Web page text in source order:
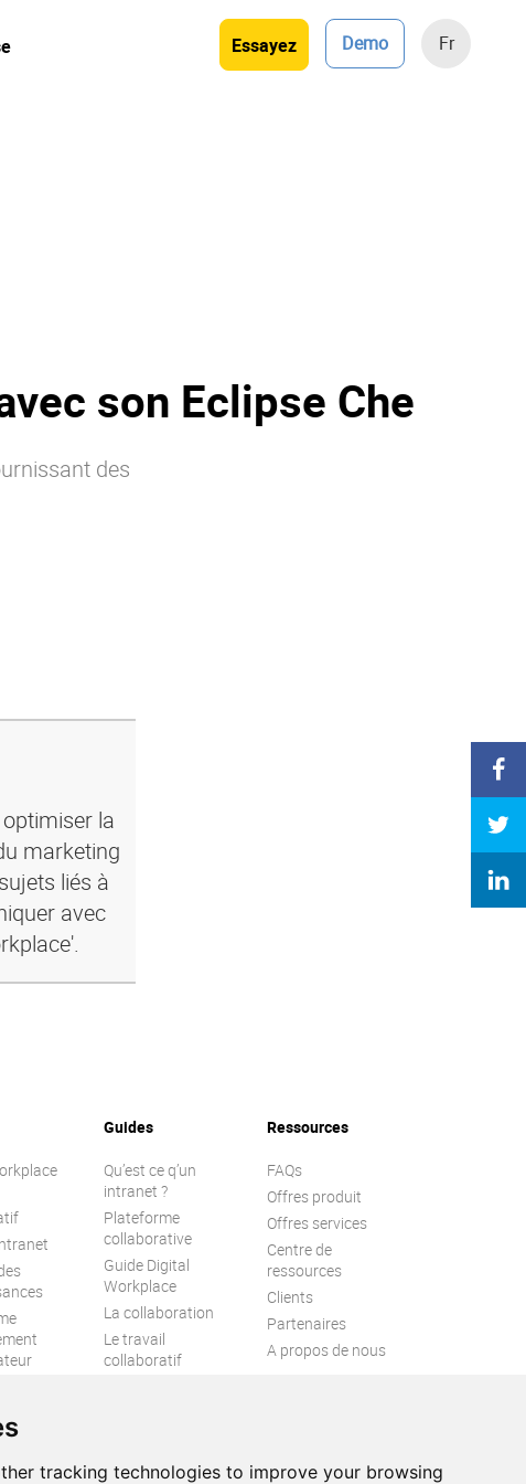
tracking technologies to improve your browsing
Essayez Demo Fr
son Eclipse Che
des
la
marketing
liés à
avec
Guides
Qu’est ce q’un
intranet ?
Plateforme
collaborative
Guide Digital
Workplace
La collaboration
Le travail
collaboratif
Ressources
FAQs
Offres produit
Offres services
Centre de
ressources
Clients
Partenaires
A propos de nous